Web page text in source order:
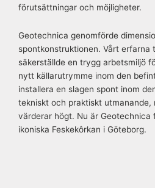
förutsättningar och möjligheter.
Geotechnica genomförde
spontkonstruktionen. Vårt erfarna
säkerställde en trygg arbetsmiljö
nytt källarutrymme inom den
installera en slagen spont inom
tekniskt och praktiskt utmanande,
värderar högt. Nu är Geotechnica
ikoniska Feskekôrkan i Göteborg.